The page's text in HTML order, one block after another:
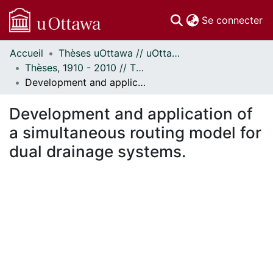
Se connecter
Communautés
et collections
Parcourir
À propos
Accueil
Thèses uOttawa // uOttawa Theses
Thèses, 1910 - 2010 // Theses, 1910 - 2010
Development and application of a simultaneous routing model for dual drainage systems.
Development and application of
a simultaneous routing model for
dual drainage systems.